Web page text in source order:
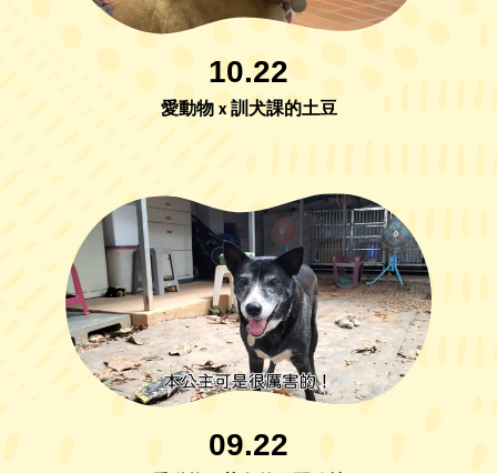
10.22
愛動物 x 訓犬課的土豆
09.22